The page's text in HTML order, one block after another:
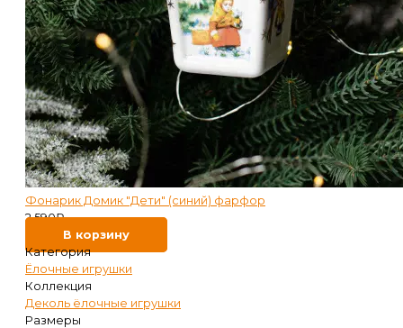
Фонарик Домик "Дети" (синий) фарфор
2 590₽
В корзину
Категория
Ёлочные игрушки
Коллекция
Деколь ёлочные игрушки
Размеры